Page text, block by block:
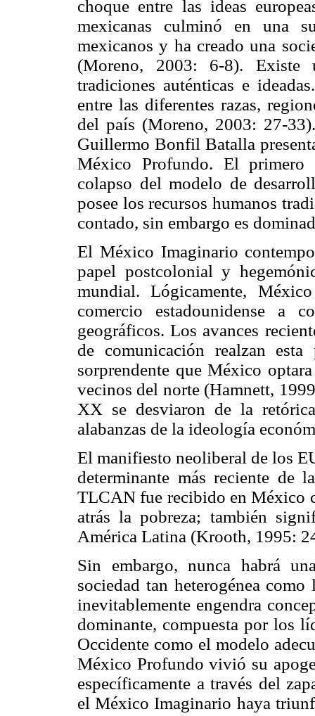
choque entre las ideas
mexicanas culminó en una
mexicanos y ha creado una
(Moreno, 2003: 6-8). Existe
tradiciones auténticas e
entre las diferentes razas,
del país (Moreno, 2003: 27-
Guillermo Bonfil Batalla
México Profundo. El primero
colapso del modelo de
posee los recursos humanos
contado, sin embargo es
El México Imaginario
papel postcolonial y
mundial. Lógicamente,
comercio estadounidense a
geográficos. Los avances
de comunicación realzan
sorprendente que México
vecinos del norte (Hamnett,
XX se desviaron de la
alabanzas de la ideología
El manifiesto neoliberal de los
determinante más reciente de
TLCAN fue recibido en México
atrás la pobreza; también
América Latina (Krooth, 1995:
Sin embargo, nunca habrá
sociedad tan heterogénea
inevitablemente engendra
dominante, compuesta por los
Occidente como el modelo
México Profundo vivió su
específicamente a través del
el México Imaginario haya